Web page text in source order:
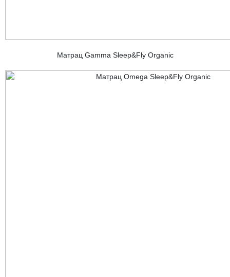
Матрац Gamma Sleep&Fly Organic